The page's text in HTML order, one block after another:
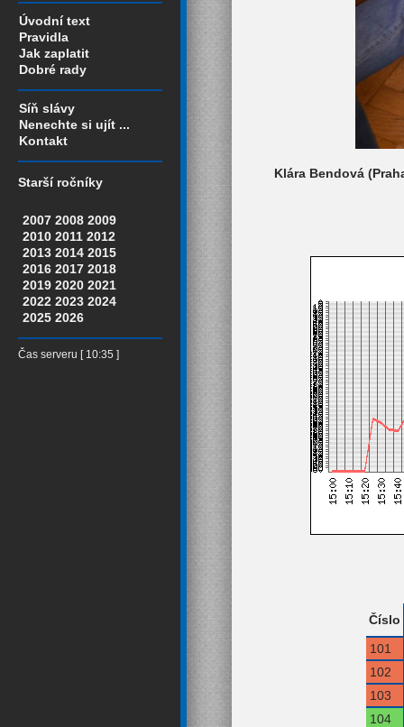
Úvodní text
Pravidla
Jak zaplatit
Dobré rady
Síň slávy
Nenechte si ujít ...
Kontakt
Starší ročníky
2007 2008 2009
2010 2011 2012
2013 2014 2015
2016 2017 2018
2019 2020 2021
2022 2023 2024
2025 2026
Čas serveru [ 10:35 ]
Klára Bendová
Číslo
101
102
103
104